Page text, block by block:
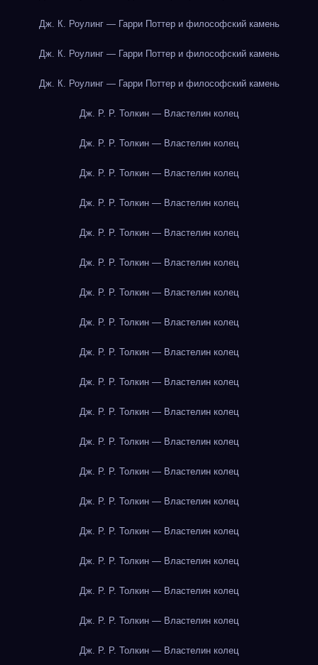
Дж. К. Роулинг — Гарри Поттер и философский камень
Дж. К. Роулинг — Гарри Поттер и философский камень
Дж. К. Роулинг — Гарри Поттер и философский камень
Дж. Р. Р. Толкин — Властелин колец
Дж. Р. Р. Толкин — Властелин колец
Дж. Р. Р. Толкин — Властелин колец
Дж. Р. Р. Толкин — Властелин колец
Дж. Р. Р. Толкин — Властелин колец
Дж. Р. Р. Толкин — Властелин колец
Дж. Р. Р. Толкин — Властелин колец
Дж. Р. Р. Толкин — Властелин колец
Дж. Р. Р. Толкин — Властелин колец
Дж. Р. Р. Толкин — Властелин колец
Дж. Р. Р. Толкин — Властелин колец
Дж. Р. Р. Толкин — Властелин колец
Дж. Р. Р. Толкин — Властелин колец
Дж. Р. Р. Толкин — Властелин колец
Дж. Р. Р. Толкин — Властелин колец
Дж. Р. Р. Толкин — Властелин колец
Дж. Р. Р. Толкин — Властелин колец
Дж. Р. Р. Толкин — Властелин колец
Дж. Р. Р. Толкин — Властелин колец